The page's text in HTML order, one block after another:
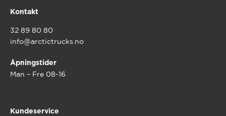
Kontakt
32 89 80 80
info@arctictrucks.no
Åpningstider
Man – Fre 08-16
Kundeservice